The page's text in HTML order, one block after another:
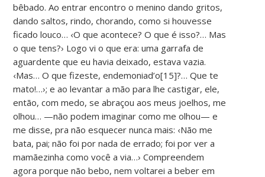
bêbado. Ao entrar encontro o menino dando gritos,
dando saltos, rindo, chorando, como si houvesse
ficado louco… ‹O que acontece? O que é isso?… Mas
o que tens?› Logo vi o que era: uma garrafa de
aguardente que eu havia deixado, estava vazia.
‹Mas… O que fizeste, endemoniad’o[15]?… Que te
mato!…›; e ao levantar a mão para lhe castigar, ele,
então, com medo, se abraçou aos meus joelhos, me
olhou… —não podem imaginar como me olhou— e
me disse, pra não esquecer nunca mais: ‹Não me
bata, pai; não foi por nada de errado; foi por ver a
mamãezinha como você a via…› Compreendem
agora porque não bebo, nem voltarei a beber em